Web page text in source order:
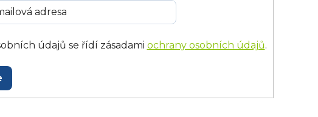
údajů se řídí zásadami ochrany osobních údajů.